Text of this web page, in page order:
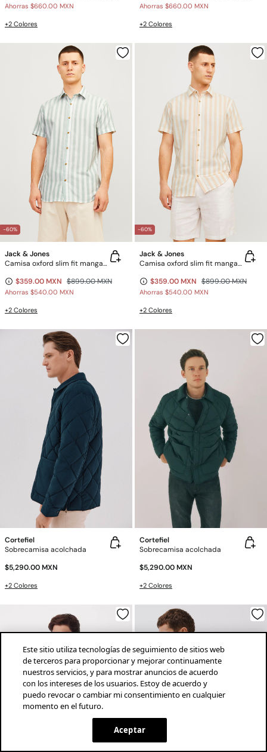
Ahorras $660.00 MXN
+2 Colores
Ahorras $660.00 MXN
+2 Colores
-60%
Jack & Jones
Camisa oxford slim fit manga corta
$359.00 MXN $899.00 MXN
Ahorras $540.00 MXN
+2 Colores
-60%
Jack & Jones
Camisa oxford slim fit manga corta
$359.00 MXN $899.00 MXN
Ahorras $540.00 MXN
+2 Colores
Cortefiel
Sobrecamisa acolchada
$5,290.00 MXN
+2 Colores
Cortefiel
Sobrecamisa acolchada
$5,290.00 MXN
+2 Colores
¡descarga la app!
Este sitio utiliza tecnologías de seguimiento de sitios web
de terceros para proporcionar y mejorar continuamente
nuestros servicios, y para mostrar anuncios de acuerdo
con los intereses de los usuarios. Estoy de acuerdo y
puedo revocar o cambiar mi consentimiento en cualquier
momento en el futuro.
Aceptar